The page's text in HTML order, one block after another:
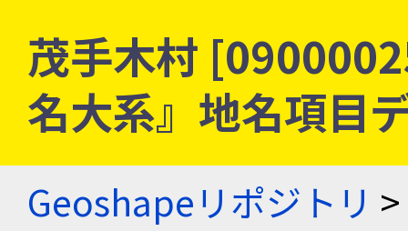
茂手木村
名大系』地名項目
Geoshapeリポジトリ >